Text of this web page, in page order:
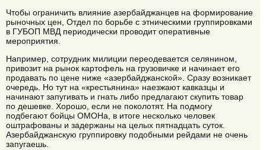
Чтобы ограничить влияние азербайджанцев на формирование
рыночных цен, Отдел по борьбе с этническими группировками
в ГУБОП МВД периодически проводит оперативные
мероприятия.
Например, сотрудник милиции переодевается селянином,
привозит на рынок картофель на грузовичке и начинает его
продавать по цене ниже «азербайджанской». Сразу возникает
очередь. Но тут на «крестьянина» наезжают кавказцы и
начинают запугивать и гнать либо предлагают скупить товар
по дешевке. Хорошо, если не поколотят. На подмогу
подбегают бойцы ОМОНа, в итоге несколько человек
оштрафованы и задержаны на целых пятнадцать суток.
Азербайджанскую группировку подобными рейдами не очень
запугаешь.